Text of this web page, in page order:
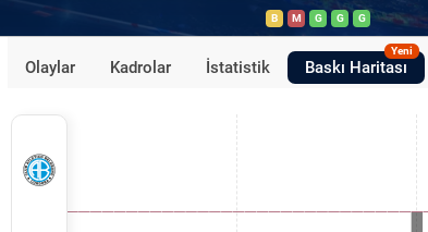
B M G G G
Olaylar Kadrolar İstatistik Baskı Haritası
Yeni